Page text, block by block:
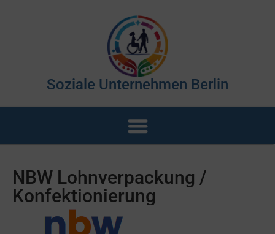
Soziale Unternehmen Berlin
NBW Lohnverpackung /
Konfektionierung